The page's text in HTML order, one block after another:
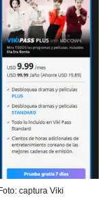
captura Viki